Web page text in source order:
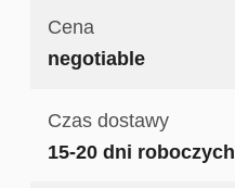
Cena
negotiable
Czas dostawy
15-20 dni roboczych